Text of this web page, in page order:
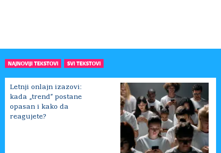
NAJNOVIJI TEKSTOVI SVI TEKSTOVI
Letnji onlajn izazovi:
kada „trend“ postane
opasan i kako da
reagujete?